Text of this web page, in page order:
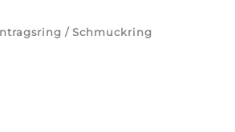
/ Schmuckring